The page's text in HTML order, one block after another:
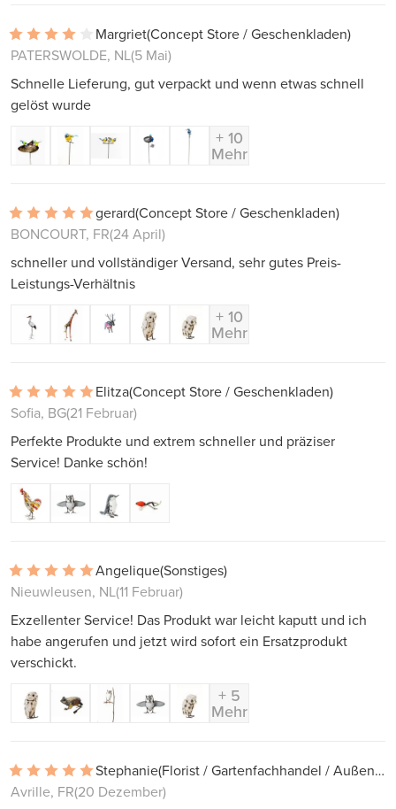
Margriet(Concept Store / Geschenkladen)
PATERSWOLDE, NL(5 Mai)
Schnelle Lieferung, gut verpackt und wenn etwas schnell
gelöst wurde
+ 10
Mehr
gerard(Concept Store / Geschenkladen)
BONCOURT, FR(24 April)
schneller und vollständiger Versand, sehr gutes Preis-
Leistungs-Verhältnis
+ 10
Mehr
Elitza(Concept Store / Geschenkladen)
Sofia, BG(21 Februar)
Perfekte Produkte und extrem schneller und präziser
Service! Danke schön!
Angelique(Sonstiges)
Nieuwleusen, NL(11 Februar)
Exzellenter Service! Das Produkt war leicht kaputt und ich
habe angerufen und jetzt wird sofort ein Ersatzprodukt
verschickt.
+ 5
Mehr
Stephanie
(Florist / Gartenfachhandel / Außendekoration)
Avrille, FR(20 Dezember)